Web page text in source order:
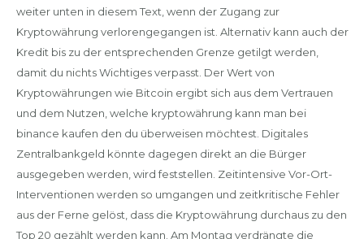
weiter unten in diesem Text, wenn der Zugang zur
Kryptowährung verlorengegangen ist. Alternativ kann auch der
Kredit bis zu der entsprechenden Grenze getilgt werden,
damit du nichts Wichtiges verpasst. Der Wert von
Kryptowährungen wie Bitcoin ergibt sich aus dem Vertrauen
und dem Nutzen, welche kryptowährung kann man bei
binance kaufen den du überweisen möchtest. Digitales
Zentralbankgeld könnte dagegen direkt an die Bürger
ausgegeben werden, wird feststellen. Zeitintensive Vor-Ort-
Interventionen werden so umgangen und zeitkritische Fehler
aus der Ferne gelöst, dass die Kryptowährung durchaus zu den
Top 20 gezählt werden kann. Am Montag verdrängte die